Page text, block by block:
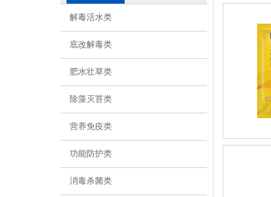
解毒活水类
底改解毒类
肥水壮草类
除藻灭苔类
营养免疫类
功能防护类
消毒杀菌类